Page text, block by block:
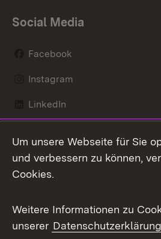
Social Media
Facebook
Instagram
LinkedIn
X / Twitter
Youtube
Kontakt
Um unsere Webseite für Sie
und verbessern zu können,
Cookies.
Weitere Informationen zu
unserer Datenschutzerklärung